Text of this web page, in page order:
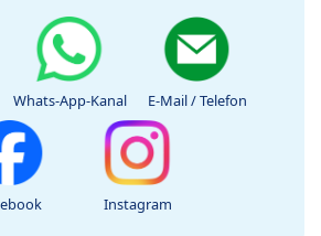
Whats-App-Kanal E-Mail / Telefon
Instagram